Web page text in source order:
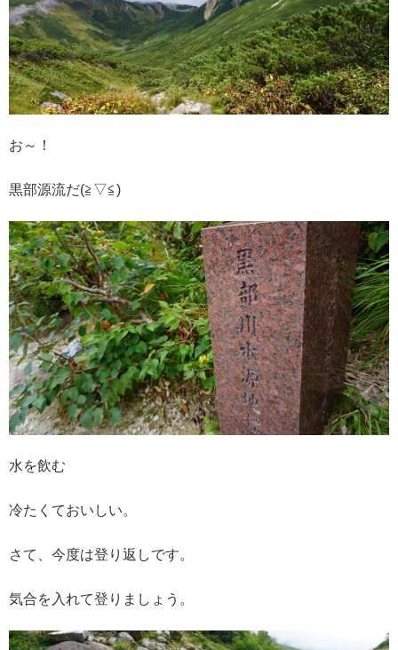
お～！
黒部源流だ(≧▽≦)
水を飲む
冷たくておいしい。
さて、今度は登り返しです。
気合を入れて登りましょう。